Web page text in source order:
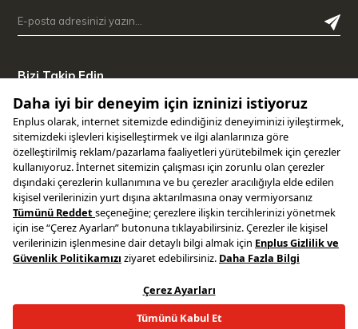
Bizi Takip Edin
Uygulamamızı İndirin
Copyright © 2025 ENPLUS | Tüm hakları saklıdır.